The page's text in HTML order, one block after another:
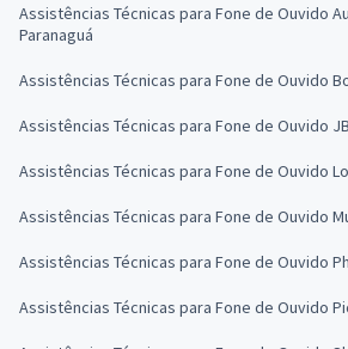
Assistências Técnicas para Fone de Ouvido
Paranaguá
Assistências Técnicas para Fone de Ouvido
Assistências Técnicas para Fone de Ouvido
Assistências Técnicas para Fone de Ouvido
Assistências Técnicas para Fone de Ouvido
Assistências Técnicas para Fone de Ouvido
Assistências Técnicas para Fone de Ouvido